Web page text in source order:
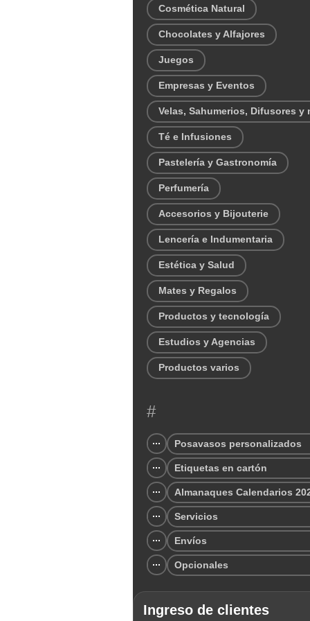
Cosmética Natural
Chocolates y Alfajores
Juegos
Empresas y Eventos
Velas, Sahumerios, Difusores y
Té e Infusiones
Pastelería y Gastronomía
Perfumería
Accesorios y Bijouterie
Lencería e Indumentaria
Estética y Salud
Mates y Regalos
Productos y tecnología
Estudios y Agencias
Productos varios
#
Posavasos personalizados
Etiquetas en cartón
Almanaques Calendarios
Servicios
Envíos
Opcionales
Ingreso de clientes